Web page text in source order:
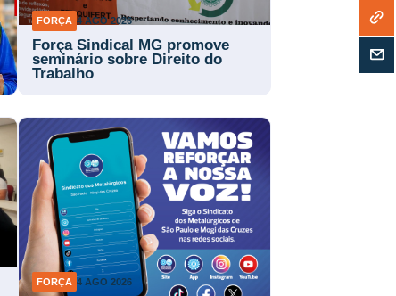
FORÇA 4 AGO 2026
Força Sindical MG promove
seminário sobre Direito do
Trabalho
FORÇA 4 AGO 2026